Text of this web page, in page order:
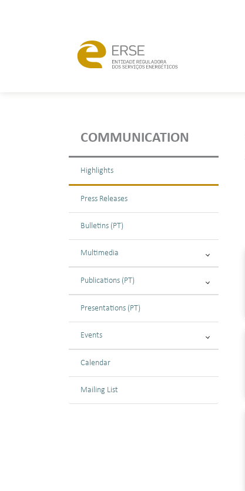
COMMUNICATION
Highlights
Press Releases
Bulletins (PT)
Multimedia
Publications (PT)
Presentations (PT)
Events
Calendar
Mailing List